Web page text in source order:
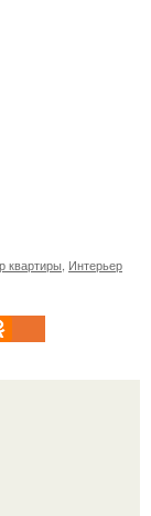
квартиры Интерьер